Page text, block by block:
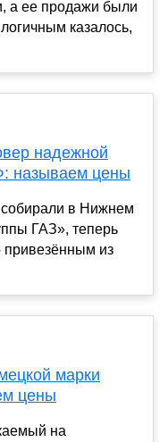
а ее продажи были
казалось,
надежной
называем цены
в Нижнем
ГАЗ», теперь
привезённым из
марки
цены
на